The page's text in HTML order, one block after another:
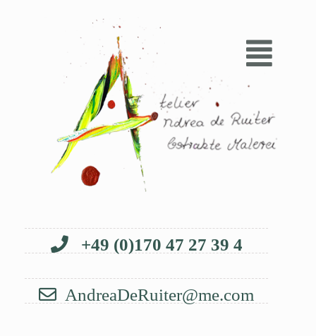
+49 (0)170 47 27 39 4
AndreaDeRuiter@me.com